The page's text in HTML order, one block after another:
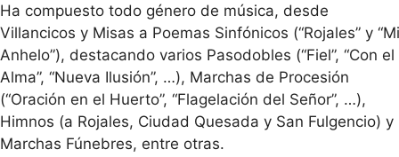
Ha compuesto todo género de música, desde
Villancicos y Misas a Poemas Sinfónicos (“Rojales” y “Mi
Anhelo”), destacando varios Pasodobles (“Fiel”, “Con el
Alma”, “Nueva Ilusión”, …), Marchas de Procesión
(“Oración en el Huerto”, “Flagelación del Señor”, …),
Himnos (a Rojales, Ciudad Quesada y San Fulgencio) y
Marchas Fúnebres, entre otras.